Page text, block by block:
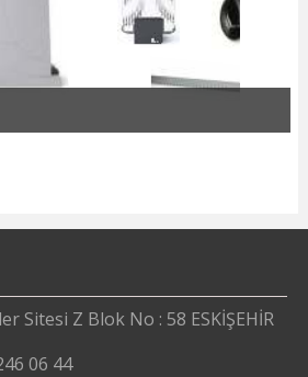
Sitesi Z Blok No : 58 ESKİŞEHİR
06 44